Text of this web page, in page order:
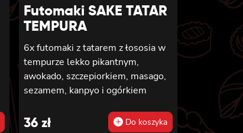
Futomaki SAKE TATAR
TEMPURA
6x futomaki z tatarem z łososia w
tempurze lekko pikantnym,
awokado, szczepiorkiem, masago,
sezamem, kanpyo i ogórkiem
36 zł Do koszyka